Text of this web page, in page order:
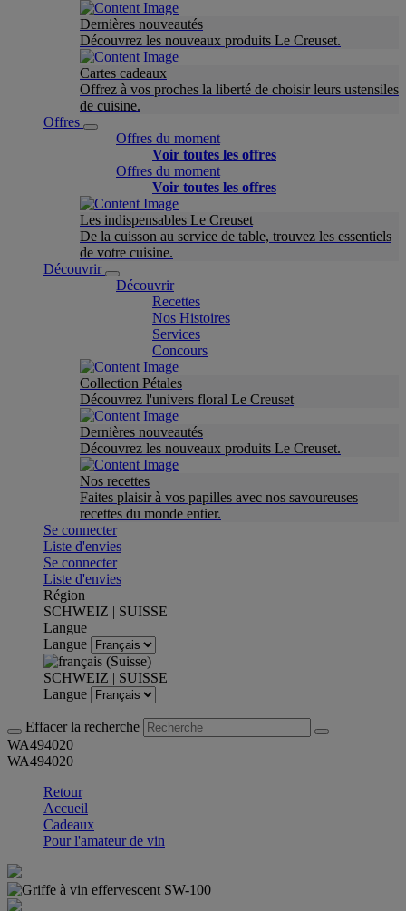
Dernières nouveautés
Découvrez les nouveaux produits Le Creuset.
Cartes cadeaux
Offrez à vos proches la liberté de choisir leurs ustensiles
de cuisine.
Offres
Offres du moment
Voir toutes les offres
Offres du moment
Voir toutes les offres
Les indispensables Le Creuset
De la cuisson au service de table, trouvez les essentiels
de votre cuisine.
Découvrir
Découvrir
Recettes
Nos Histoires
Services
Concours
Collection Pétales
Découvrez l'univers floral Le Creuset
Dernières nouveautés
Découvrez les nouveaux produits Le Creuset.
Nos recettes
Faites plaisir à vos papilles avec nos savoureuses
recettes du monde entier.
Se connecter
Liste d'envies
Se connecter
Liste d'envies
Région
SCHWEIZ | SUISSE
Langue
Langue
SCHWEIZ | SUISSE
Langue
Effacer la recherche
WA494020
WA494020
Retour
Accueil
Cadeaux
Pour l'amateur de vin